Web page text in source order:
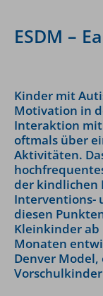
ESDM –
Kinder mit
Motivation in
Interaktion mit
oftmals über
Aktivitäten.
der kindlichen
Interventions-
diesen
Kleinkinder ab
Monaten
Denver
Vorschulkinder